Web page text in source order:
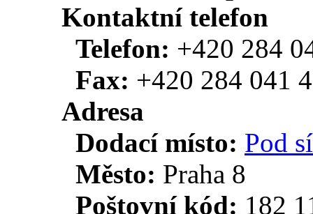
Kontaktní telefon
Telefon: +420 284
Fax: +420 284 041
Adresa
Dodací místo: Pod
Město: Praha 8
Poštovní kód: 182